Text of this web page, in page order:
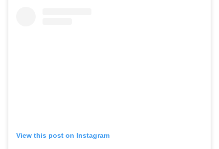
View this post on Instagram